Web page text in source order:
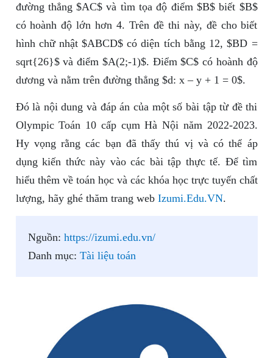
đường thẳng $AC$ và tìm tọa độ điểm $B$ biết $B$
có hoành độ lớn hơn 4. Trên đề thi này, đề cho biết
hình chữ nhật $ABCD$ có diện tích bằng 12, $BD =
sqrt{26}$ và điểm $A(2;-1)$. Điểm $C$ có hoành độ
dương và nằm trên đường thẳng $d: x – y + 1 = 0$.
Đó là nội dung và đáp án của một số bài tập từ đề thi
Olympic Toán 10 cấp cụm Hà Nội năm 2022-2023.
Hy vọng rằng các bạn đã thấy thú vị và có thể áp
dụng kiến thức này vào các bài tập thực tế. Để tìm
hiểu thêm về toán học và các khóa học trực tuyến chất
lượng, hãy ghé thăm trang web Izumi.Edu.VN.
Nguồn: https://izumi.edu.vn/
Danh mục: Tài liệu toán